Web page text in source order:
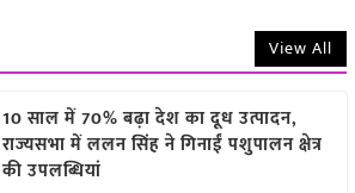
View All
10 साल में 70% बढ़ा देश का दूध उत्पादन,
राज्यसभा में ललन सिंह ने गिनाईं पशुपालन क्षेत्र
की उपलब्धियां